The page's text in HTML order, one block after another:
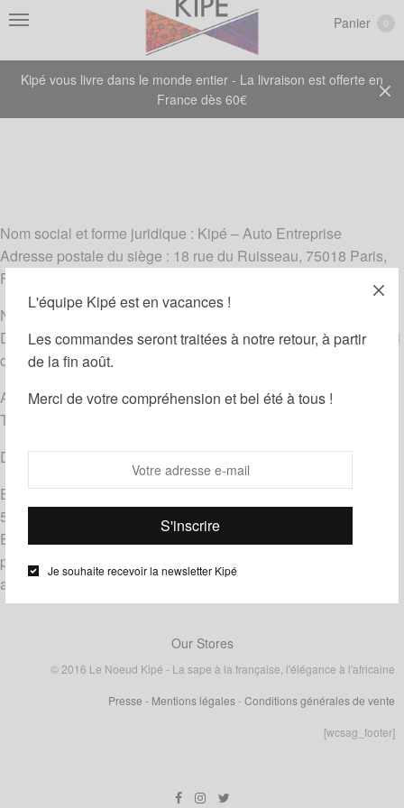
L'équipe Kipé est en vacances !
Les commandes seront traitées à notre retour, à partir
de la fin août.
Merci de votre compréhension et bel été à tous !
Je souhaite recevoir la newsletter Kipé
Kipé vous livre dans le monde entier - La livraison est offerte en
France dès 60€
Panier
Nom social et forme juridique : Kipé – Auto Entreprise
Adresse postale du siège : 18 rue du Ruisseau, 75018 Paris,
France
Numéro de SIRET : 83863419400016
Dispensé d’immatriculation en application de l’article L 123-1-1
du code du commerce
Adresse courriel :contact@lenoeudkipe.com
Téléphone : 06 14 66 11 31
Direction : Cyriane KELLER MAKOUNDOU, Julien KELLER
En vertu de l’article 14, al. 1 du règlement européen n°
524/2013 du 21 mai 2013 relatif au RELC, la Commission
Européenne met à la disposition des consommateurs une
plateforme en ligne de règlement des litiges disponible à cette
adresse:
http://ec.europa.eu/consumers/odr/
Our Stores
© 2016 Le Noeud Kipé - La sape à la française, l'élégance à l'africaine
Presse - Mentions légales- Conditions générales de vente
[wcsag_footer]